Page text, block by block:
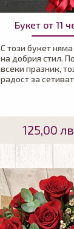
Букет от 11
С този букет
на добрия стил.
всеки празник,
радост за
125,00 лв